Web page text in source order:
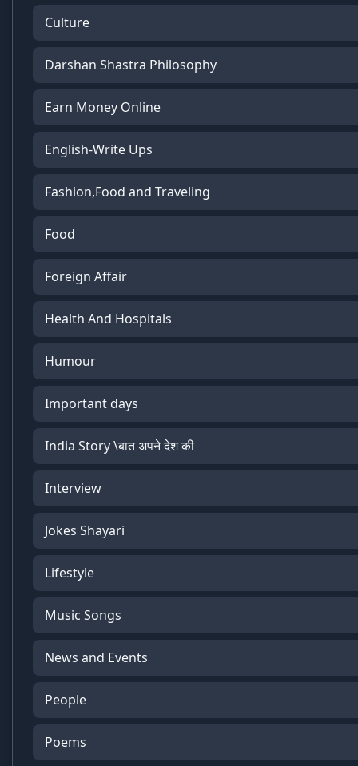
Culture
Darshan Shastra Philosophy
Earn Money Online
English-Write Ups
Fashion,Food and Traveling
Food
Foreign Affair
Health And Hospitals
Humour
Important days
India Story \बात अपने देश की
Interview
Jokes Shayari
Lifestyle
Music Songs
News and Events
People
Poems